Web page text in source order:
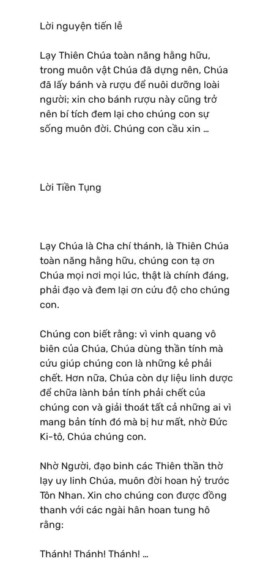
Lời nguyện tiến lễ
Lạy Thiên Chúa toàn năng hằng hữu,
trong muôn vật Chúa đã dựng nên, Chúa
đã lấy bánh và rượu để nuôi dưỡng loài
người; xin cho bánh rượu này cũng trở
nên bí tích đem lại cho chúng con sự
sống muôn đời. Chúng con cầu xin …
Lời Tiền Tụng
Lạy Chúa là Cha chí thánh, là Thiên Chúa
toàn năng hằng hữu, chúng con tạ ơn
Chúa mọi nơi mọi lúc, thật là chính đáng,
phải đạo và đem lại ơn cứu độ cho chúng
con.
Chúng con biết rằng: vì vinh quang vô
biên của Chúa, Chúa dùng thần tính mà
cứu giúp chúng con là những kẻ phải
chết. Hơn nữa, Chúa còn dự liệu linh dược
để chữa lành bản tính phải chết của
chúng con và giải thoát tất cả những ai vì
mang bản tính đó mà bị hư mất, nhờ Ðức
Ki-tô, Chúa chúng con.
Nhờ Người, đạo binh các Thiên thần thờ
lạy uy linh Chúa, muôn đời hoan hỷ trước
Tôn Nhan. Xin cho chúng con được đồng
thanh với các ngài hân hoan tung hô
rằng:
Thánh! Thánh! Thánh! …